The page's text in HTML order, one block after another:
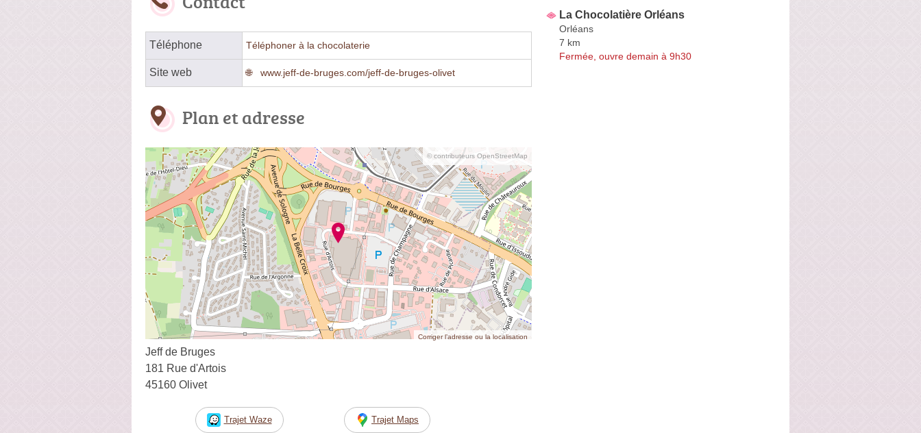
Téléphone Téléphoner à la chocolaterie
Site web www.jeff-de-bruges.com/jeff-de-bruges-olivet
Plan et adresse
© contributeurs OpenStreetMap
Corriger l’adresse ou la localisation
Jeff de Bruges
181 Rue d'Artois
45160 Olivet
Trajet Waze Trajet Maps
La Chocolatière Orléans
Orléans
7 km
Fermée, ouvre demain à 9h30